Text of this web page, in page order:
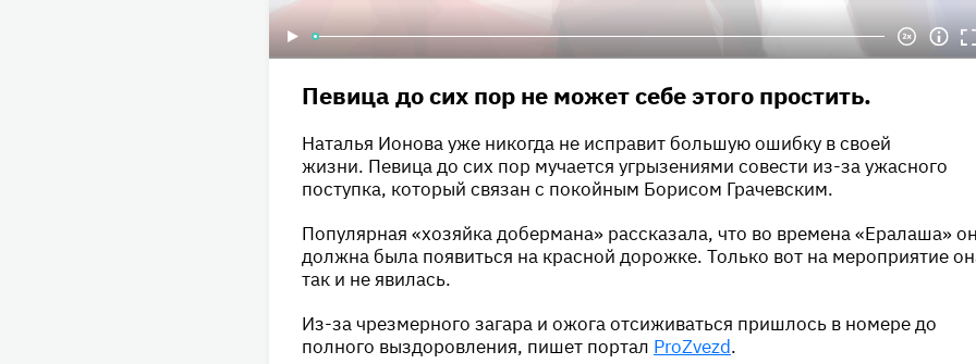
Певица до сих пор не может себе этого простить.
Наталья Ионова уже никогда не исправит большую ошибку в своей
жизни. Певица до сих пор мучается угрызениями совести из-за ужасного
поступка, который связан с покойным Борисом Грачевским.
Популярная «хозяйка добермана» рассказала, что во времена «Ералаша»
должна была появиться на красной дорожке. Только вот на мероприятие
так и не явилась.
Из-за чрезмерного загара и ожога отсиживаться пришлось в номере до
полного выздоровления, пишет портал ProZvezd.